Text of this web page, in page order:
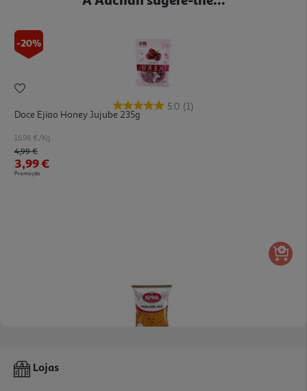
-20%
5.0 (1)
Doce Ejiao Honey Jujube 235g
16.98 €/Kg
Price reduced from
4,99 €to
3,99 €
Promoção
Aperitivo Indiano Krish Punjabi Mix 200g
Lojas